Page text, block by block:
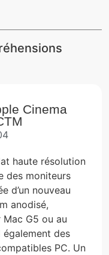
Cinema
haute résolution
des moniteurs
d’un nouveau
anodisé,
G5 ou au
également des
PC. Un